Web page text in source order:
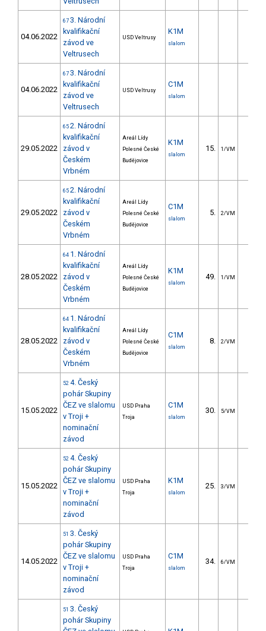
04.06.2022
67 3. Národní
kvalifikační
závod ve
Veltrusech
USD Veltrusy
K1M
slalom
04.06.2022
67 3. Národní
kvalifikační
závod ve
Veltrusech
USD Veltrusy
C1M
slalom
29.05.2022
65 2. Národní
kvalifikační
závod v
Českém
Vrbném
Areál Lídy
Polesné České
Budějovice
K1M
slalom
15. 1/VM
29.05.2022
65 2. Národní
kvalifikační
závod v
Českém
Vrbném
Areál Lídy
Polesné České
Budějovice
C1M
slalom
5. 2/VM
28.05.2022
64 1. Národní
kvalifikační
závod v
Českém
Vrbném
Areál Lídy
Polesné České
Budějovice
K1M
slalom
49. 1/VM
28.05.2022
64 1. Národní
kvalifikační
závod v
Českém
Vrbném
Areál Lídy
Polesné České
Budějovice
C1M
slalom
8. 2/VM
15.05.2022
52 4. Český
pohár Skupiny
ČEZ ve slalomu
v Troji +
nominační
závod
USD Praha
Troja
C1M
slalom
30. 5/VM
15.05.2022
52 4. Český
pohár Skupiny
ČEZ ve slalomu
v Troji +
nominační
závod
USD Praha
Troja
K1M
slalom
25. 3/VM
14.05.2022
51 3. Český
pohár Skupiny
ČEZ ve slalomu
v Troji +
nominační
závod
USD Praha
Troja
C1M
slalom
34. 6/VM
51 3. Český
pohár Skupiny